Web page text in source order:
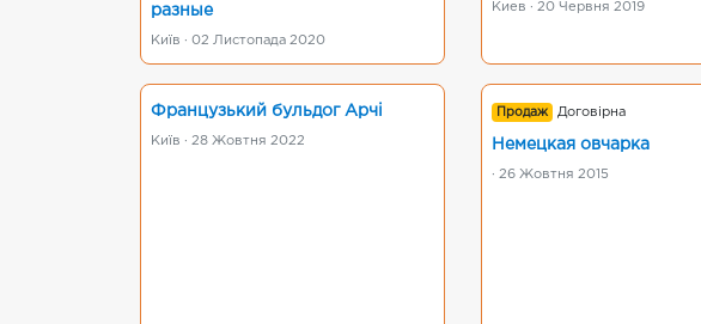
разные
Київ · 02 Листопада 2020
Киев · 20 Червня 2019
Французький бульдог Арчі
Київ · 28 Жовтня 2022
Продаж Договірна
Немецкая овчарка
· 26 Жовтня 2015